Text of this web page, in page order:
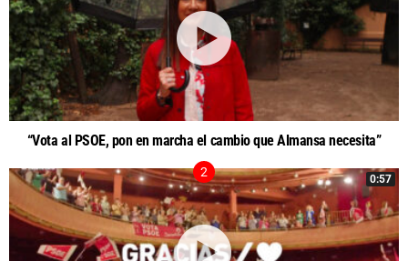
“Vota al PSOE, pon en marcha el cambio que Almansa necesita”
0:57